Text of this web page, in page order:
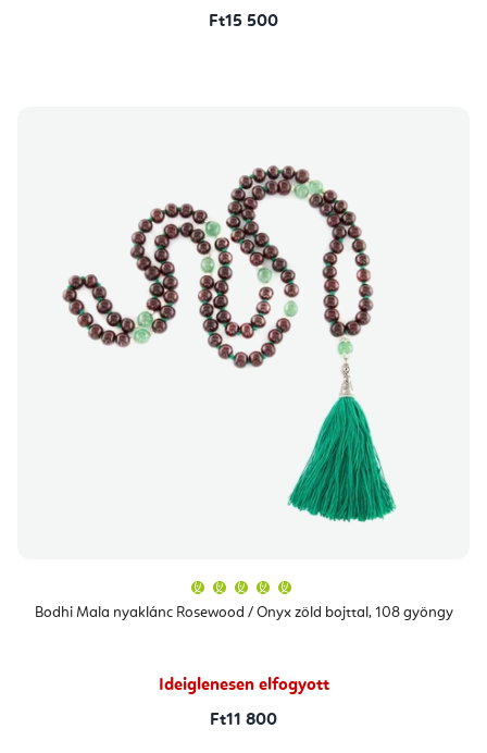
Ft15 500
Bodhi Mala nyaklánc Rosewood / Onyx zöld bojttal, 108 gyöngy
átlagos
értékelése
Ideiglenesen elfogyott
Ft11 800